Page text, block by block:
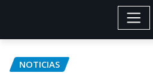
NOTICIAS